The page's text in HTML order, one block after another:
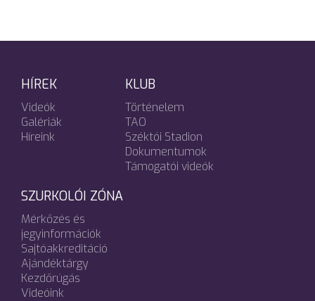
HÍREK
Videók
Galériák
Híreink
KLUB
Történelem
TAO
Széktói Stadion
Dokumentumok
Támogatói videók
SZURKOLÓI ZÓNA
Mérkőzés és
jegyinformációk
Sajtóakkreditáció
Ajándéktárgy
Kezdőrúgás
Videóink